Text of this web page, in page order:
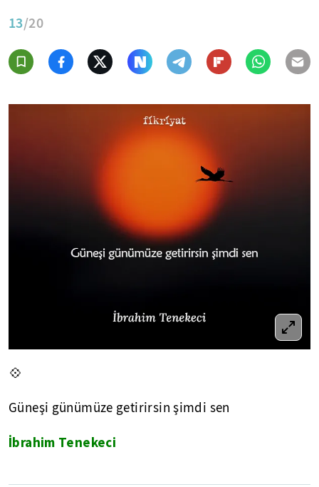
13/20
💠
Güneşi günümüze getirirsin şimdi sen
İbrahim Tenekeci